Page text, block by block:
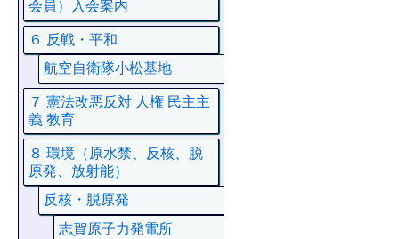
会員）入会案内
６ 反戦・平和
航空自衛隊小松基地
７ 憲法改悪反対 人権 民主主
義 教育
８ 環境（原水禁、反核、脱
原発、放射能）
反核・脱原発
志賀原子力発電所